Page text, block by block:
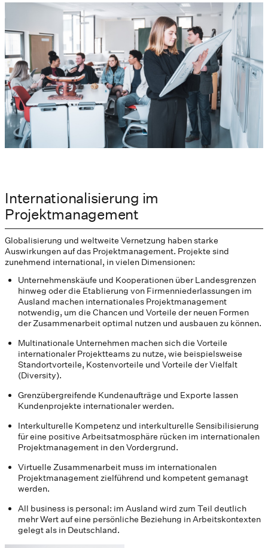
Internationalisierung im
Projektmanagement
Globalisierung und weltweite Vernetzung haben starke
Auswirkungen auf das Projektmanagement. Projekte sind
zunehmend international, in vielen Dimensionen:
Unternehmenskäufe und Kooperationen über Landesgrenzen
hinweg oder die Etablierung von Firmenniederlassungen im
Ausland machen internationales Projektmanagement
notwendig, um die Chancen und Vorteile der neuen Formen
der Zusammenarbeit optimal nutzen und ausbauen zu können.
Multinationale Unternehmen machen sich die Vorteile
internationaler Projektteams zu nutze, wie beispielsweise
Standortvorteile, Kostenvorteile und Vorteile der Vielfalt
(Diversity).
Grenzübergreifende Kundenaufträge und Exporte lassen
Kundenprojekte internationaler werden.
Interkulturelle Kompetenz und interkulturelle Sensibilisierung
für eine positive Arbeitsatmosphäre rücken im internationalen
Projektmanagement in den Vordergrund.
Virtuelle Zusammenarbeit muss im internationalen
Projektmanagement zielführend und kompetent gemanagt
werden.
All business is personal: im Ausland wird zum Teil deutlich
mehr Wert auf eine persönliche Beziehung in Arbeitskontexten
gelegt als in Deutschland.